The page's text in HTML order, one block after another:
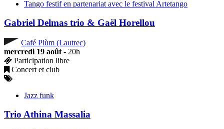
Tango festif en partenariat avec le festival Artetango
Gabriel Delmas trio & Gaël Horellou
Café Plùm (Lautrec)
mercredi 19 août - 20h
Participation libre
Concert et club
Jazz funk
Trio Athina Massalia